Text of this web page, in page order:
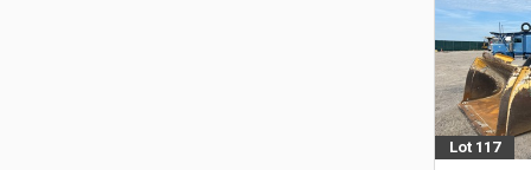
Lot 117